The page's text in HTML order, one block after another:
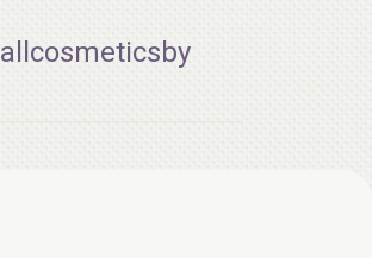
allcosmeticsby